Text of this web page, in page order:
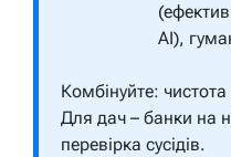
AI),
Комбінуйте: чистота
Для дач – банки на
перевірка сусідів.